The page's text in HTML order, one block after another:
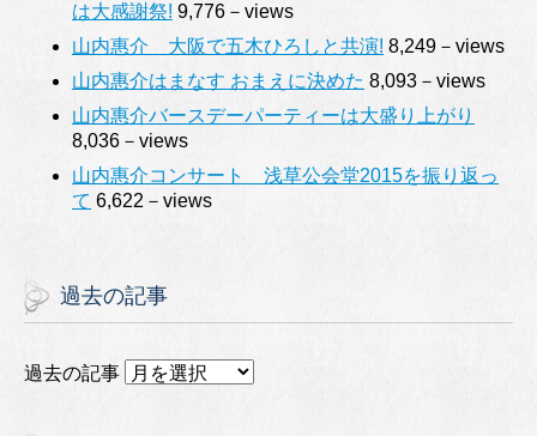
は大感謝祭! 9,776－views
山内惠介 大阪で五木ひろしと共演! 8,249－views
山内惠介はまなす おまえに決めた 8,093－views
山内惠介バースデーパーティーは大盛り上がり
8,036－views
山内惠介コンサート 浅草公会堂2015を振り返っ
て 6,622－views
過去の記事
過去の記事